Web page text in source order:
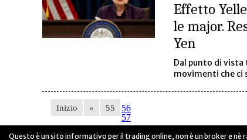
Effetto
le major.
Yen
Dal punto di vista
movimenti che ci
Inizio « 55
56
57
Questo è un sito informativo per il trading online, non è un broker e